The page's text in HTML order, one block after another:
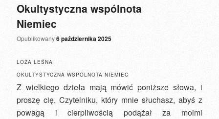
Okultystyczna wspólnota
Niemiec
Opublikowany6 października 2025
LOŻA LEŚNA
OKULTYSTYCZNA WSPÓLNOTA NIEMIEC
Z wielkiego dzieła mają mówić poniższe słowa, i
proszę cię, Czytelniku, który mnie słuchasz, abyś z
powagą i cierpliwością podążał za moimi